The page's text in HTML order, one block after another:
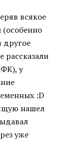
всякое
(особенно
другое
рассказали
у
:D
нашел
уже